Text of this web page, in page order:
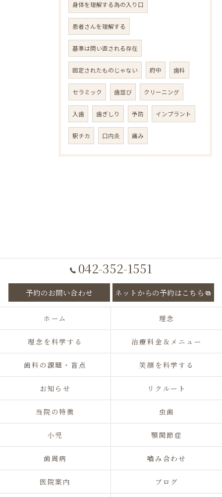
身体を理解する為の入り口
患者さんを理解する
基準は問い直される存在
固定されたものじゃない 府中 歯科
セラミック 歯並び クリーニング
入歯 歯ぎしり 予防 インプラント
駅チカ 口内炎 痛み
042-352-1551
予約のお問い合わせ ネットからの予約はこちら
ホーム 理念
理念を科学する 治療料金＆メニュー
歯科の課題・盲点 笑顔を科学する
お知らせ リクルート
当院の特徴 虫歯
小児 顎関節症
歯周病 嚙み合わせ
医院案内 ブログ